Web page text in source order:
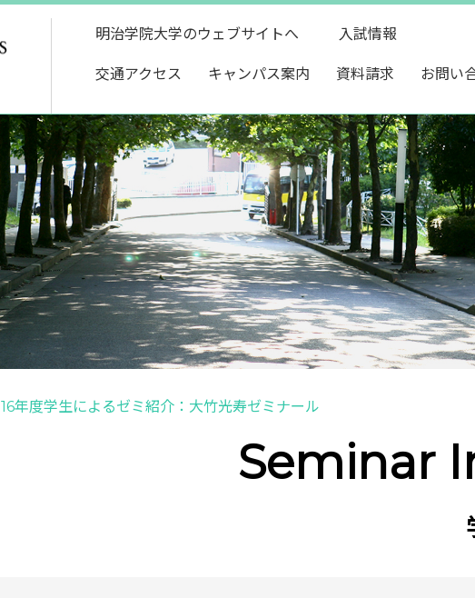
明治学院大学のウェブサイトへ 入試情報
交通アクセス キャンパス案内 資料請求 お問い
16年度学生によるゼミ紹介：大竹光寿ゼミナール
Seminar